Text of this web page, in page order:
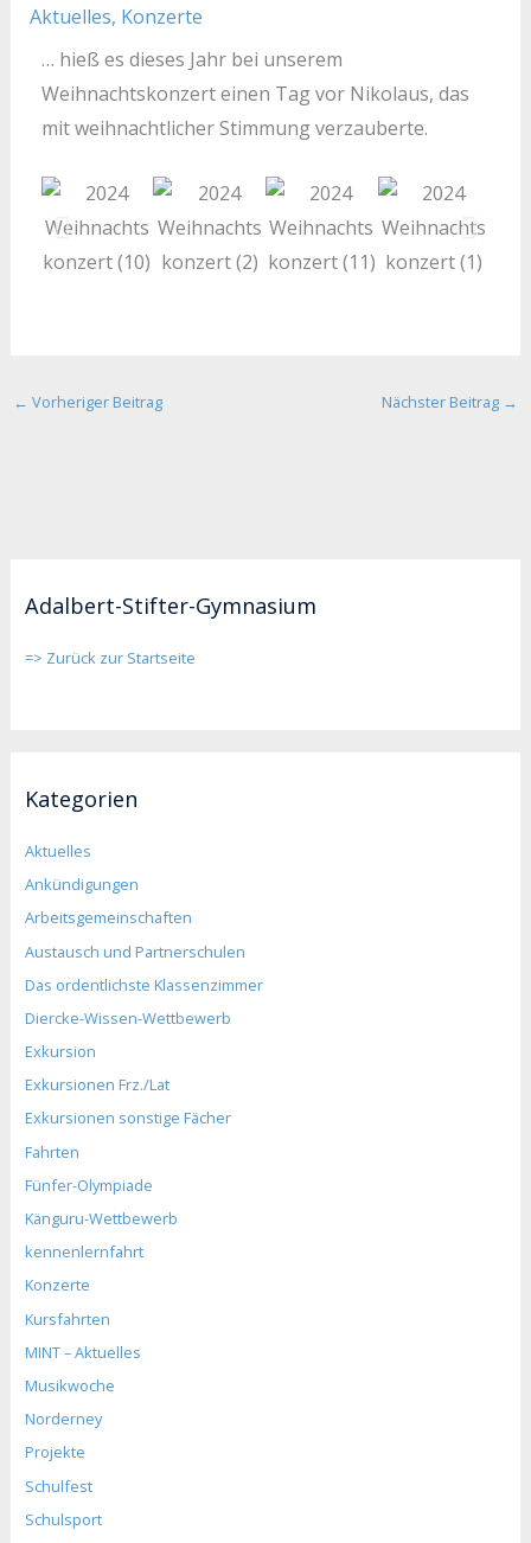
Adalbert-Stifter-Gymnasium
=> Zurück zur Startseite
Kategorien
Aktuelles
Ankündigungen
Arbeitsgemeinschaften
Austausch und Partnerschulen
Das ordentlichste Klassenzimmer
Diercke-Wissen-Wettbewerb
Exkursion
Exkursionen Frz./Lat
Exkursionen sonstige Fächer
Fahrten
Fünfer-Olympiade
Känguru-Wettbewerb
kennenlernfahrt
Konzerte
Kursfahrten
MINT – Aktuelles
Musikwoche
Norderney
Projekte
Schulfest
Schulsport
Aktuelles, Konzerte
… hieß es dieses Jahr bei unserem
Weihnachtskonzert einen Tag vor Nikolaus, das
mit weihnachtlicher Stimmung verzauberte.
← Vorheriger Beitrag Nächster Beitrag →